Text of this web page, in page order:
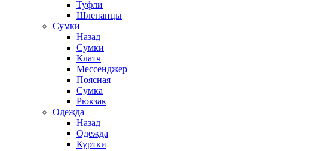
Туфли
Шлепанцы
Cумки
Назад
Cумки
Клатч
Мессенджер
Поясная
Сумка
Рюкзак
Одежда
Назад
Одежда
Куртки